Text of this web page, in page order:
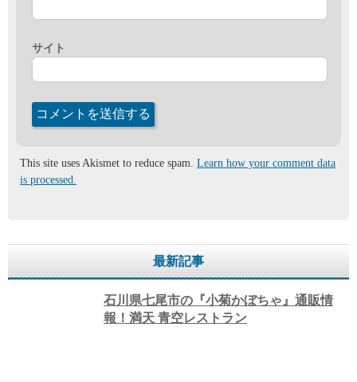
サイト
This site uses Akismet to reduce spam. Learn how your comment data
is processed.
最新記事
石川県七尾市の『小菊かぼちゃ』通販情
報！満天 青空レストラン